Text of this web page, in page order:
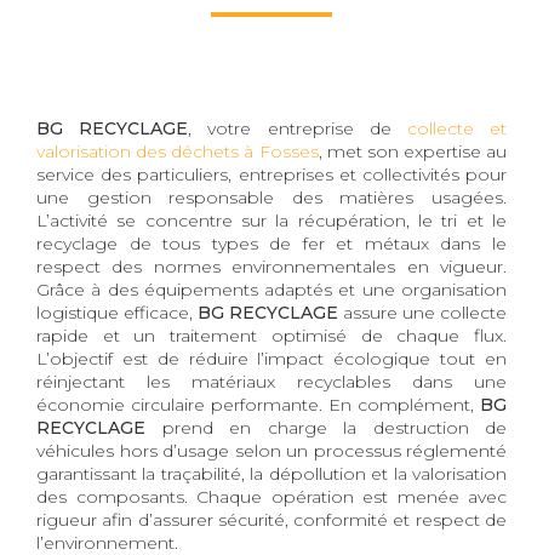
BG RECYCLAGE, votre entreprise de collecte et
valorisation des déchets à Fosses, met son expertise au
service des particuliers, entreprises et collectivités pour
une gestion responsable des matières usagées.
L’activité se concentre sur la récupération, le tri et le
recyclage de tous types de fer et métaux dans le
respect des normes environnementales en vigueur.
Grâce à des équipements adaptés et une organisation
logistique efficace, BG RECYCLAGE assure une collecte
rapide et un traitement optimisé de chaque flux.
L’objectif est de réduire l’impact écologique tout en
réinjectant les matériaux recyclables dans une
économie circulaire performante. En complément, BG
RECYCLAGE prend en charge la destruction de
véhicules hors d’usage selon un processus réglementé
garantissant la traçabilité, la dépollution et la valorisation
des composants. Chaque opération est menée avec
rigueur afin d’assurer sécurité, conformité et respect de
l’environnement.